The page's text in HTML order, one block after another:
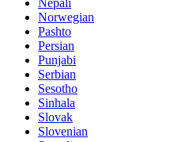
Nepali
Norwegian
Pashto
Persian
Punjabi
Serbian
Sesotho
Sinhala
Slovak
Slovenian